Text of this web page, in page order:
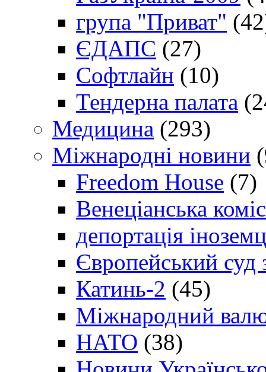
група "Приват"
ЄДАПС (27)
Софтлайн (10)
Тендерна палата
Медицина (293)
Міжнародні новини
Freedom House (7)
Венеціанська
депортація
Європейський
Катинь-2 (45)
Міжнародний
НАТО (38)